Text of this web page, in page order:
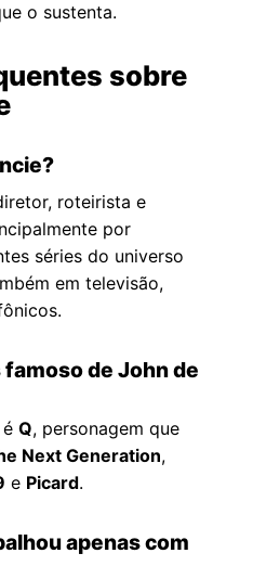
o sustenta.
sobre
roteirista e
por
séries do universo
em televisão,
famoso de John de
éQ, personagem que
Next Generation,
e Picard.
apenas com